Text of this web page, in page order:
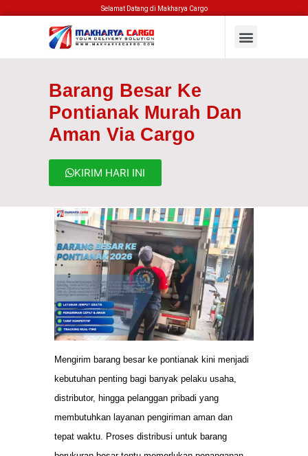
Selamat Datang di Makharya Cargo
Barang Besar Ke
Pontianak Murah Dan
Aman Via Cargo
KIRIM HARI INI
Mengirim barang besar ke pontianak kini menjadi
kebutuhan penting bagi banyak pelaku usaha,
distributor, hingga pelanggan pribadi yang
membutuhkan layanan pengiriman aman dan
tepat waktu. Proses distribusi untuk barang